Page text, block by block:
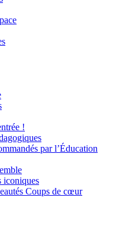
!
par l’Éducation
iconiques
Coups de cœur